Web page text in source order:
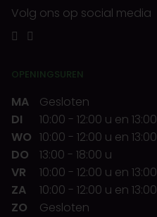
Volg ons op social media
OPENINGSUREN
MA
Gesloten
DI
10:00 - 12:00 u en 13:00
WO 10:00 - 12:00 u en 13:00
DO
13:00 - 18:00 u
VR
10:00 - 12:00 u en 13:00
ZA
10:00 - 12:00 u en 13:00
ZO
Gesloten